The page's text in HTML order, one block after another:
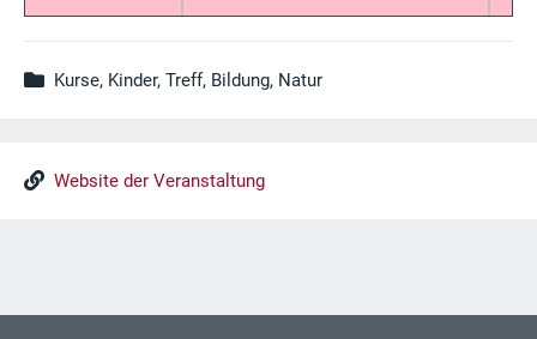
Kurse, Kinder, Treff, Bildung, Natur
Website der Veranstaltung